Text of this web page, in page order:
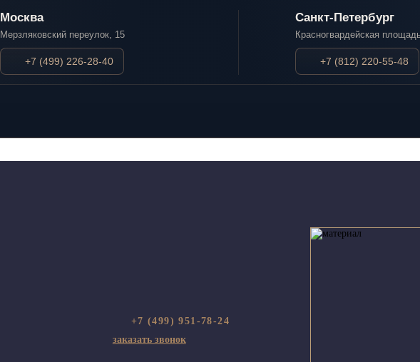
Москва
Мерзляковский переулок, 15
+7 (499) 226-28-40
Санкт-Петербург
Красногвардейская
+7 (812) 220-55-48
+7 (499) 951-78-24
заказать звонок